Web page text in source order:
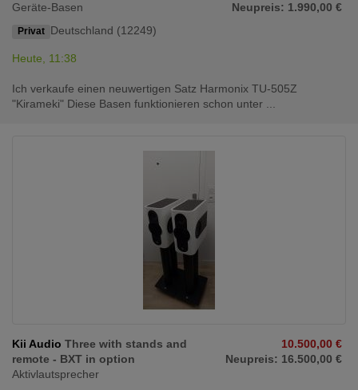
Geräte-Basen
Privat Deutschland (12249)
Neupreis: 1.990,00 €
Heute, 11:38
Ich verkaufe einen neuwertigen Satz Harmonix TU-505Z
"Kirameki" Diese Basen funktionieren schon unter ...
Kii Audio Three with stands and
remote - BXT in option
Aktivlautsprecher
10.500,00 €
Neupreis: 16.500,00 €